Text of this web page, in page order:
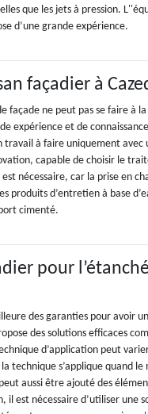
que les jets à pression.
d’une grande expérience.
façadier à
façade ne peut pas se faire à
expérience et de
travail à faire uniquement avec
capable de choisir le
nécessaire, car la prise en
produits d’entretien à base
cimenté.
pour
des garanties pour avoir
des solutions efficaces
d’application peut
technique s’applique quand le
aussi être ajouté des
il est nécessaire d’utiliser une